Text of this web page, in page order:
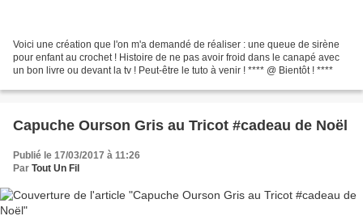
Voici une création que l'on m'a demandé de réaliser : une queue de sirène
pour enfant au crochet ! Histoire de ne pas avoir froid dans le canapé avec
un bon livre ou devant la tv ! Peut-être le tuto à venir ! **** @ Bientôt ! ****
Capuche Ourson Gris au Tricot #cadeau de Noël
Publié le 17/03/2017 à 11:26
Par Tout Un Fil